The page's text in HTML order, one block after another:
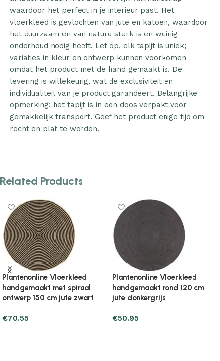
waardoor het perfect in je interieur past. Het
vloerkleed is gevlochten van jute en katoen, waardoor
het duurzaam en van nature sterk is en weinig
onderhoud nodig heeft. Let op, elk tapijt is uniek;
variaties in kleur en ontwerp kunnen voorkomen
omdat het product met de hand gemaakt is. De
levering is willekeurig, wat de exclusiviteit en
individualiteit van je product garandeert. Belangrijke
opmerking: het tapijt is in een doos verpakt voor
gemakkelijk transport. Geef het product enige tijd om
recht en plat te worden.
Related Products
Plantenonline Vloerkleed
handgemaakt rond 150 cm
jute grijs
€70.55
Plantenonline Vloerkleed
handgemaakt rond 150 cm
jute olijfgroen
€87.21